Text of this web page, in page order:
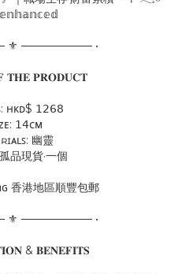
𝕖𝕟𝕙𝕒𝕟𝕔𝕖𝕕
⚜ ───────── •
𝐓𝐇𝐄 𝐏𝐑𝐎𝐃𝐔𝐂𝐓
ʜᴋᴅ$ 𝟣𝟤𝟨𝟪
𝟣𝟦ᴄᴍ
幽靈
品現貨·一個
香港地區順豐包郵
⚜ ───────── •
& 𝐁𝐄𝐍𝐄𝐅𝐈𝐓𝐒